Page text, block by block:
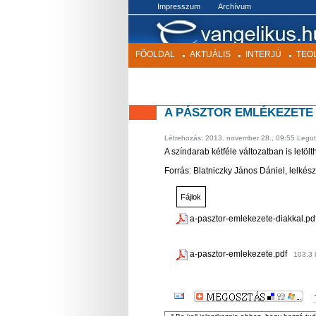
Impresszum
Archívum
FŐOLDAL AKTUÁLIS INTERJÚ
A PÁSZTOR EMLÉKEZETE
Létrehozás: 2013. november 28., 09:55
A színdarab kétféle változatban is
Forrás: Blatniczky János Dániel,
Fájlok
a-pasztor-emlekezete-
a-pasztor-emlekezete.pdf 103.3
DOKUMENTUMMAL
KAPCSOLATOS